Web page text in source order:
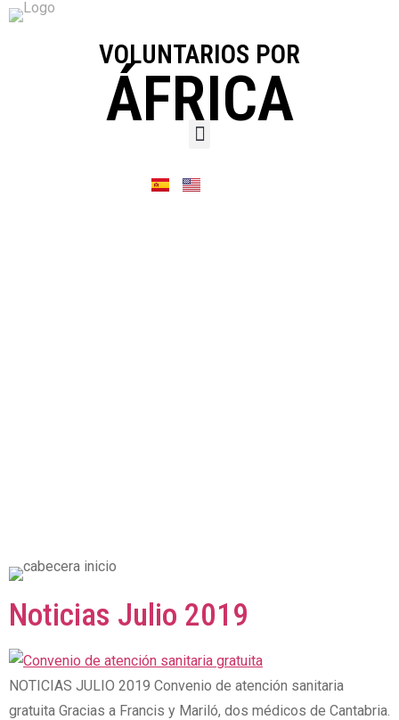
VOLUNTARIOS POR
ÁFRICA
Noticias Julio 2019
NOTICIAS JULIO 2019 Convenio de atención sanitaria
gratuita Gracias a Francis y Mariló, dos médicos de Cantabria.